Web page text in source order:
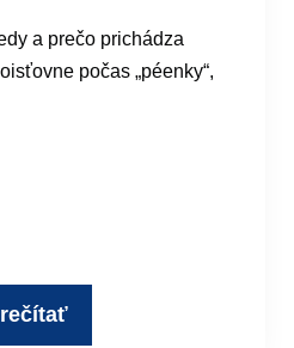
a prečo prichádza
počas „péenky“,